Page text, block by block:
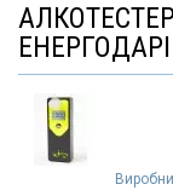
ЕНЕРГОДАРІ